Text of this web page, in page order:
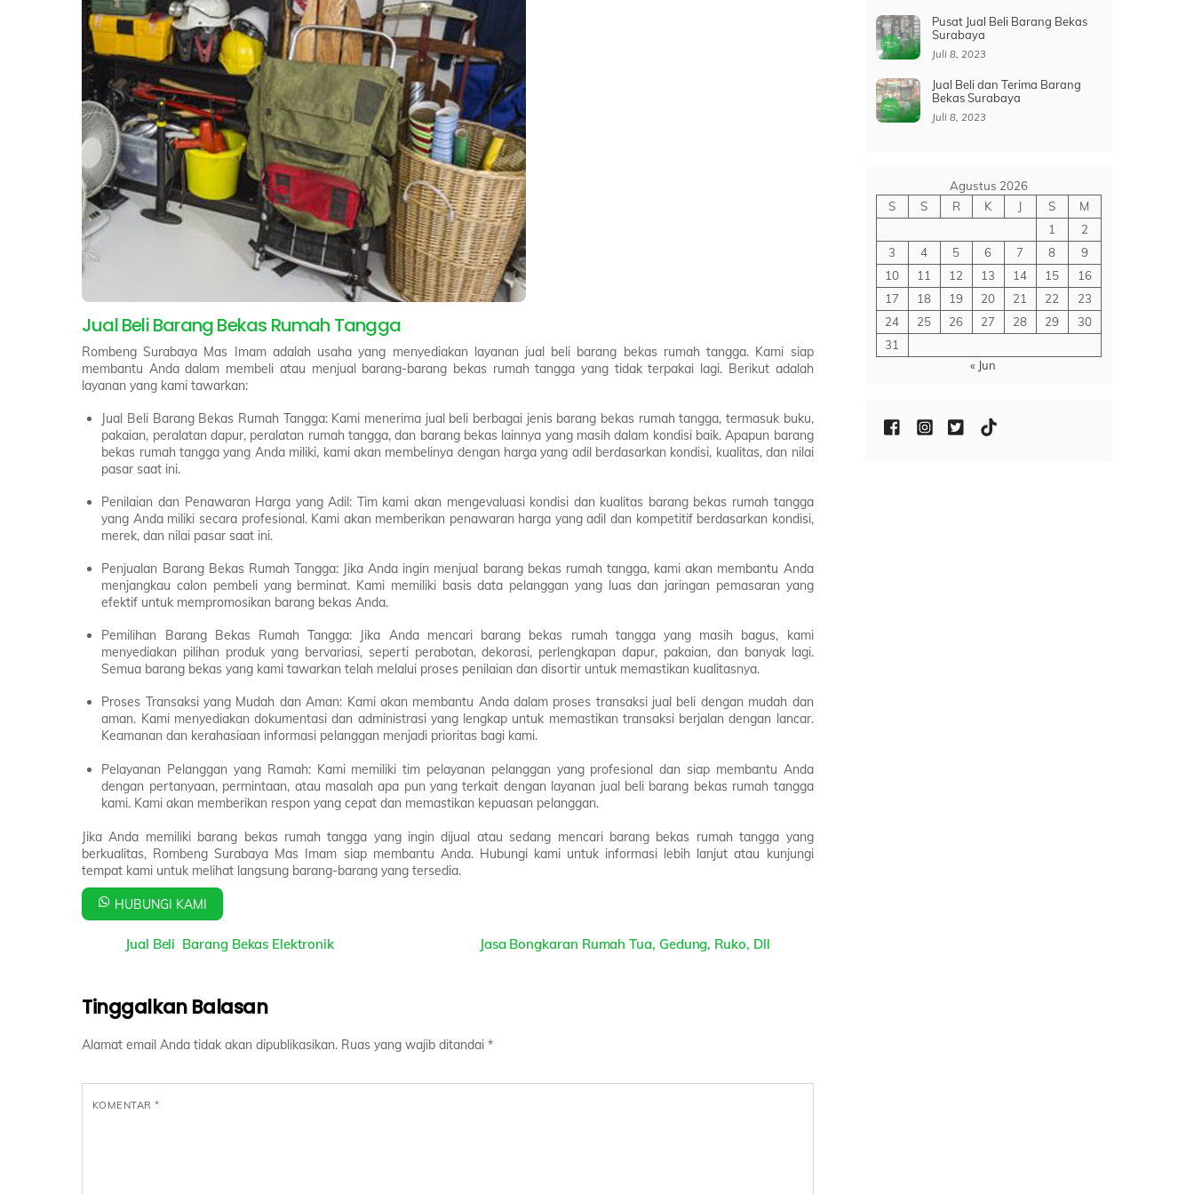
Jual Beli Barang Bekas Rumah Tangga
Rombeng Surabaya Mas Imam adalah usaha yang menyediakan layanan jual beli barang bekas rumah tangga. Kami siap
membantu Anda dalam membeli atau menjual barang-barang bekas rumah tangga yang tidak terpakai lagi. Berikut adalah
layanan yang kami tawarkan:
Jual Beli Barang Bekas Rumah Tangga: Kami menerima jual beli berbagai jenis barang bekas rumah tangga, termasuk buku,
pakaian, peralatan dapur, peralatan rumah tangga, dan barang bekas lainnya yang masih dalam kondisi baik. Apapun barang
bekas rumah tangga yang Anda miliki, kami akan membelinya dengan harga yang adil berdasarkan kondisi, kualitas, dan nilai
pasar saat ini.
Penilaian dan Penawaran Harga yang Adil: Tim kami akan mengevaluasi kondisi dan kualitas barang bekas rumah tangga
yang Anda miliki secara profesional. Kami akan memberikan penawaran harga yang adil dan kompetitif berdasarkan kondisi,
merek, dan nilai pasar saat ini.
Penjualan Barang Bekas Rumah Tangga: Jika Anda ingin menjual barang bekas rumah tangga, kami akan membantu Anda
menjangkau calon pembeli yang berminat. Kami memiliki basis data pelanggan yang luas dan jaringan pemasaran yang
efektif untuk mempromosikan barang bekas Anda.
Pemilihan Barang Bekas Rumah Tangga: Jika Anda mencari barang bekas rumah tangga yang masih bagus, kami
menyediakan pilihan produk yang bervariasi, seperti perabotan, dekorasi, perlengkapan dapur, pakaian, dan banyak lagi.
Semua barang bekas yang kami tawarkan telah melalui proses penilaian dan disortir untuk memastikan kualitasnya.
Proses Transaksi yang Mudah dan Aman: Kami akan membantu Anda dalam proses transaksi jual beli dengan mudah dan
aman. Kami menyediakan dokumentasi dan administrasi yang lengkap untuk memastikan transaksi berjalan dengan lancar.
Keamanan dan kerahasiaan informasi pelanggan menjadi prioritas bagi kami.
Pelayanan Pelanggan yang Ramah: Kami memiliki tim pelayanan pelanggan yang profesional dan siap membantu Anda
dengan pertanyaan, permintaan, atau masalah apa pun yang terkait dengan layanan jual beli barang bekas rumah tangga
kami. Kami akan memberikan respon yang cepat dan memastikan kepuasan pelanggan.
Jika Anda memiliki barang bekas rumah tangga yang ingin dijual atau sedang mencari barang bekas rumah tangga yang
berkualitas, Rombeng Surabaya Mas Imam siap membantu Anda. Hubungi kami untuk informasi lebih lanjut atau kunjungi
tempat kami untuk melihat langsung barang-barang yang tersedia.
HUBUNGI KAMI
Jual Beli Barang Bekas Elektronik Jasa Bongkaran Rumah Tua, Gedung, Ruko, Dll
Tinggalkan Balasan
Alamat email Anda tidak akan dipublikasikan. Ruas yang wajib ditandai *
KOMENTAR*
Pusat Jual Beli Barang Bekas
Surabaya
Juli 8, 2023
Jual Beli dan Terima Barang
Bekas Surabaya
Juli 8, 2023
Agustus 2026
S
S R K J S
M
1
2
3
4 5 6 7 8
9
10
11 12 13 14 15
16
17
18 19 20 21 22
23
24
25 26 27 28 29
30
31
« Jun